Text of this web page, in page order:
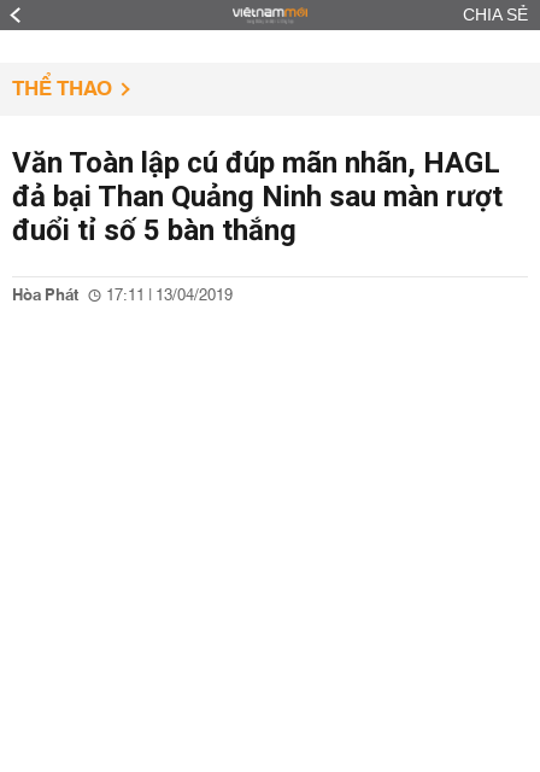
CHIA SẺ
THỂ THAO
Văn Toàn lập cú đúp mãn nhãn, HAGL
đả bại Than Quảng Ninh sau màn rượt
đuổi tỉ số 5 bàn thắng
Hòa Phát 17:11 | 13/04/2019